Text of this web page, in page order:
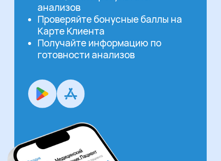
анализов
Проверяйте бонусные баллы на
Карте Клиента
Получайте информацию по
готовности анализов